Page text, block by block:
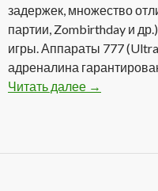
задержек, множество
партии, Zombirthday и
игры. Аппараты 777
адреналина
Читать далее Admiral
→